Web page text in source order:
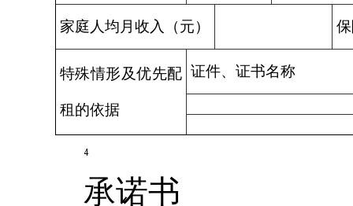
家庭人均月收入（元）
特殊情形及优先配
租的依据
证件、证书名称
承诺书